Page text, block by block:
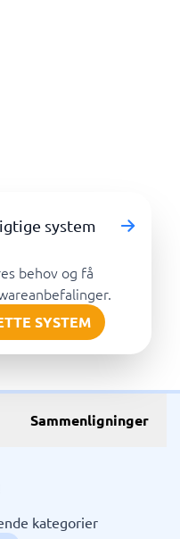
system
behov og få
SYSTEM
Sammenligninger
kategorier